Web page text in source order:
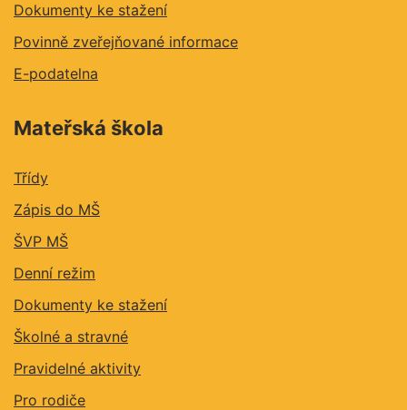
Dokumenty ke stažení
Povinně zveřejňované informace
E-podatelna
Mateřská škola
Třídy
Zápis do MŠ
ŠVP MŠ
Denní režim
Dokumenty ke stažení
Školné a stravné
Pravidelné aktivity
Pro rodiče